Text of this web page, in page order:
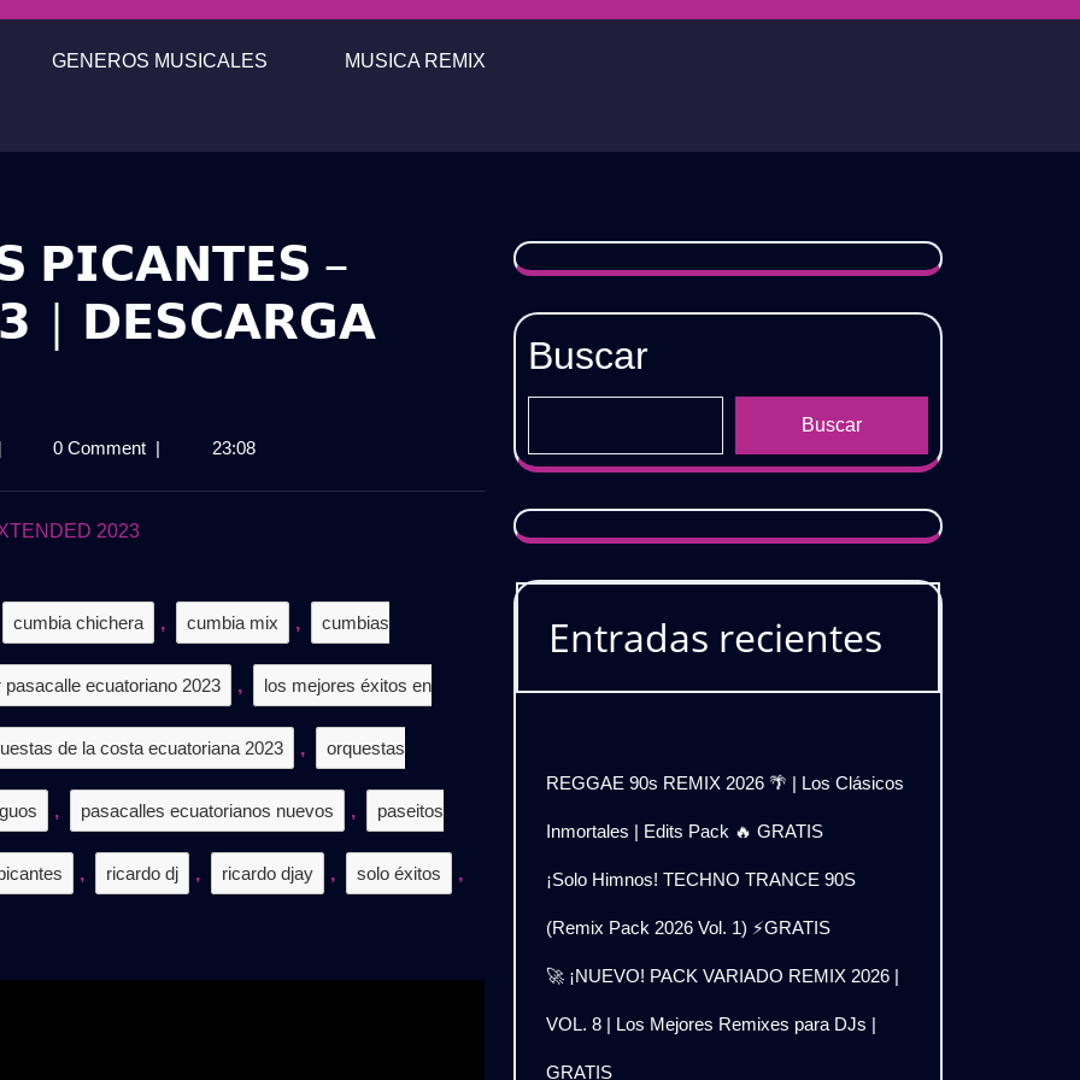
GENEROS MUSICALES MUSICA REMIX
𝗣𝗜𝗖𝗔𝗡𝗧𝗘𝗦 –
| 𝗗𝗘𝗦𝗖𝗔𝗥𝗚𝗔
| 0 Comment | 23:08
2023
cumbia chichera , cumbia mix , cumbias
pasacalle ecuatoriano 2023 , los mejores éxitos en
de la costa ecuatoriana 2023 , orquestas
, pasacalles ecuatorianos nuevos , paseitos
, ricardo dj , ricardo djay , solo éxitos ,
Buscar
Buscar
Entradas recientes
REGGAE 90s REMIX 2026 🌴 | Los Clásicos
Inmortales | Edits Pack 🔥 GRATIS
¡Solo Himnos! TECHNO TRANCE 90S
(Remix Pack 2026 Vol. 1) ⚡GRATIS
🚀 ¡NUEVO! PACK VARIADO REMIX 2026 |
VOL. 8 | Los Mejores Remixes para DJs |
GRATIS